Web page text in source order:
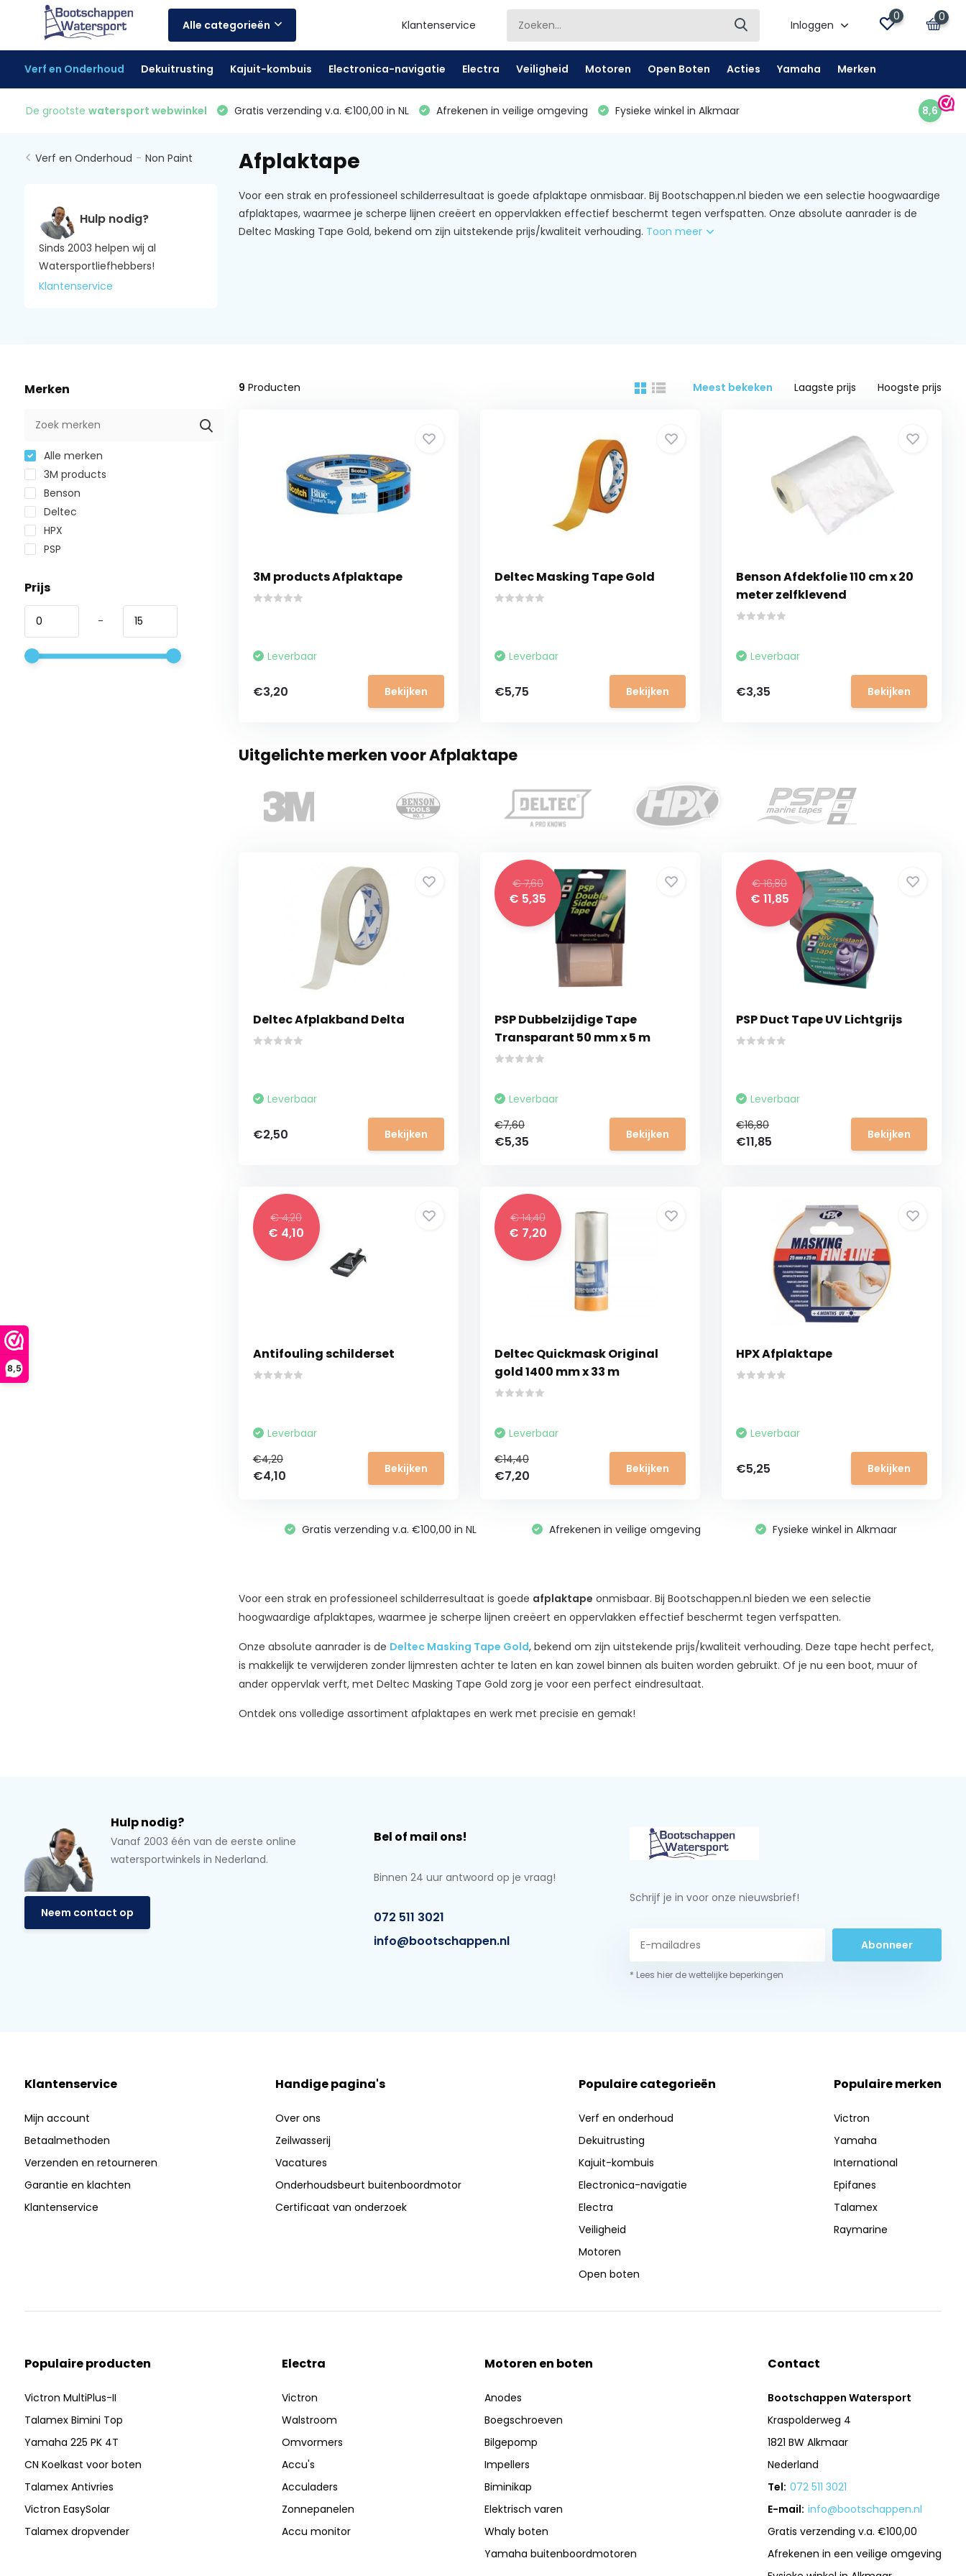
8,5
Alle categorieën Klantenservice Inloggen
0 0
Verf en Onderhoud Dekuitrusting Kajuit-kombuis Electronica-navigatie Electra Veiligheid Motoren Open Boten Acties Yamaha Merken
De grootste watersport webwinkel Gratis verzending v.a. €100,00 in NL Afrekenen in veilige omgeving Fysieke winkel in Alkmaar 8,6
Verf en Onderhoud - Non Paint
Hulp nodig?
Sinds 2003 helpen wij al
Watersportliefhebbers!
Klantenservice
Afplaktape
Voor een strak en professioneel schilderresultaat is goede afplaktape onmisbaar. Bij Bootschappen.nl bieden we een selectie hoogwaardige
afplaktapes, waarmee je scherpe lijnen creëert en oppervlakken effectief beschermt tegen verfspatten. Onze absolute aanrader is de
Deltec Masking Tape Gold, bekend om zijn uitstekende prijs/kwaliteit verhouding. Toon meer
Merken
Alle merken
3M products
Benson
Deltec
HPX
PSP
Prijs
-
9 Producten Meest bekeken Laagste prijs Hoogste prijs
3M products Afplaktape
Leverbaar
€3,20 Bekijken
Deltec Masking Tape Gold
Leverbaar
€5,75 Bekijken
Benson Afdekfolie 110 cm x 20
meter zelfklevend
Leverbaar
€3,35 Bekijken
Uitgelichte merken voor Afplaktape
Deltec Afplakband Delta
Leverbaar
€2,50 Bekijken
€ 7,60
€ 5,35
PSP Dubbelzijdige Tape
Transparant 50 mm x 5 m
Leverbaar
€7,60
€5,35 Bekijken
€ 16,80
€ 11,85
PSP Duct Tape UV Lichtgrijs
Leverbaar
€16,80
€11,85 Bekijken
€ 4,20
€ 4,10
Antifouling schilderset
Leverbaar
€4,20
€4,10 Bekijken
€ 14,40
€ 7,20
Deltec Quickmask Original
gold 1400 mm x 33 m
Leverbaar
€14,40
€7,20 Bekijken
HPX Afplaktape
Leverbaar
€5,25 Bekijken
Gratis verzending v.a. €100,00 in NL Afrekenen in veilige omgeving Fysieke winkel in Alkmaar
Voor een strak en professioneel schilderresultaat is goede afplaktape onmisbaar. Bij Bootschappen.nl bieden we een selectie
hoogwaardige afplaktapes, waarmee je scherpe lijnen creëert en oppervlakken effectief beschermt tegen verfspatten.
Onze absolute aanrader is de Deltec Masking Tape Gold, bekend om zijn uitstekende prijs/kwaliteit verhouding. Deze tape hecht perfect,
is makkelijk te verwijderen zonder lijmresten achter te laten en kan zowel binnen als buiten worden gebruikt. Of je nu een boot, muur of
ander oppervlak verft, met Deltec Masking Tape Gold zorg je voor een perfect eindresultaat.
Ontdek ons volledige assortiment afplaktapes en werk met precisie en gemak!
Hulp nodig?
Vanaf 2003 één van de eerste online
watersportwinkels in Nederland.
Neem contact op
Bel of mail ons!
Binnen 24 uur antwoord op je vraag!
072 511 3021
info@bootschappen.nl
Schrijf je in voor onze nieuwsbrief!
Abonneer
* Lees hier de wettelijke beperkingen
Klantenservice
Mijn account
Betaalmethoden
Verzenden en retourneren
Garantie en klachten
Klantenservice
Handige pagina's
Over ons
Zeilwasserij
Vacatures
Onderhoudsbeurt buitenboordmotor
Certificaat van onderzoek
Populaire categorieën
Verf en onderhoud
Dekuitrusting
Kajuit-kombuis
Electronica-navigatie
Electra
Veiligheid
Motoren
Open boten
Populaire merken
Victron
Yamaha
International
Epifanes
Talamex
Raymarine
Populaire producten
Victron MultiPlus-II
Talamex Bimini Top
Yamaha 225 PK 4T
CN Koelkast voor boten
Talamex Antivries
Victron EasySolar
Talamex dropvender
Electra
Victron
Walstroom
Omvormers
Accu's
Acculaders
Zonnepanelen
Accu monitor
Motoren en boten
Anodes
Boegschroeven
Bilgepomp
Impellers
Biminikap
Elektrisch varen
Whaly boten
Yamaha buitenboordmotoren
Contact
Bootschappen Watersport
Kraspolderweg 4
1821 BW Alkmaar
Nederland
Tel: 072 511 3021
E-mail: info@bootschappen.nl
Gratis verzending v.a. €100,00
Afrekenen in een veilige omgeving